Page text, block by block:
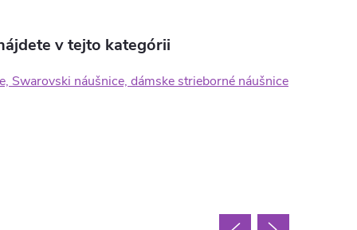
v tejto kategórii
Swarovski náušnice, dámske strieborné náušnice